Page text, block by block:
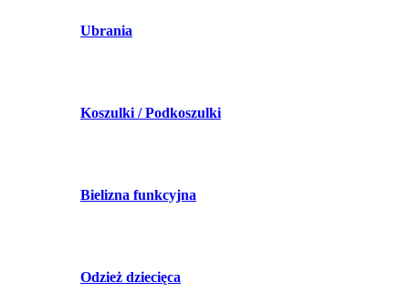
Ubrania
Koszulki / Podkoszulki
Bielizna funkcyjna
Odzież dziecięca